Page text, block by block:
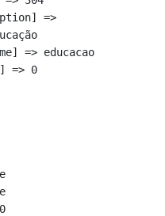
=>
=> educacao
=> 0